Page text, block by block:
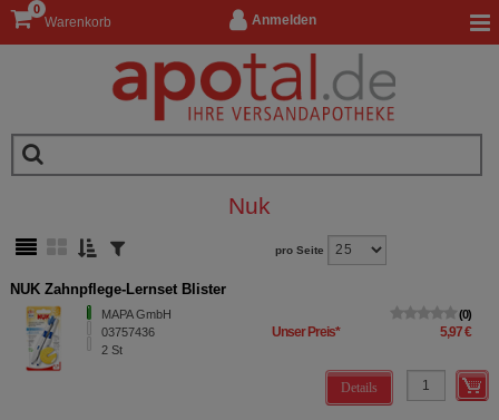
Anmelden
Warenkorb
0
Nuk
pro Seite
NUK Zahnpflege-Lernset Blister
MAPA GmbH
03757436
2 St
0
Unser Preis* 5,97 €
Details